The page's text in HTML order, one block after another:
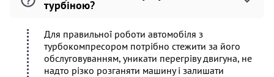
турбіною?
Для правильної роботи автомобіля з
турбокомпресором потрібно стежити за його
обслуговуванням, уникати перегріву двигуна, не
надто різко розганяти машину і залишати